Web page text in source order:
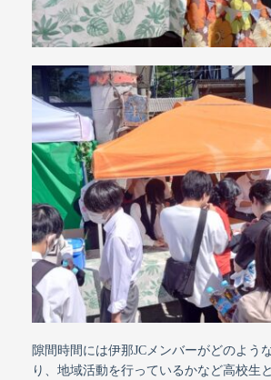
隙間時間には伊那JCメンバーがどのよう
り、地域活動を行っているかなど高校生